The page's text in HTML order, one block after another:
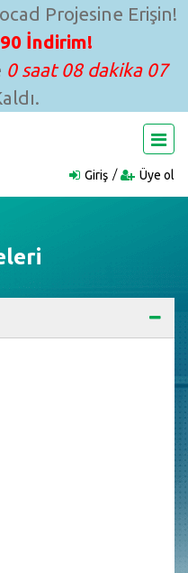
Projesine Erişin!
İndirim!
0 saat 08 dakika 06
Giriş Üye ol